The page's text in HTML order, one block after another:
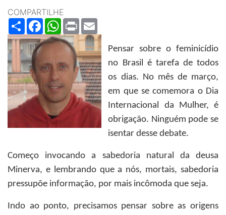
COMPARTILHE
ShareFacebookWhatsApp
Print
Pensar sobre o feminicídio
no Brasil é tarefa de todos
os dias. No mês de março,
em que se comemora o Dia
Internacional da Mulher, é
obrigação. Ninguém pode se
isentar desse debate.
Começo invocando a sabedoria natural da deusa
Minerva, e lembrando que a nós, mortais, sabedoria
pressupõe informação, por mais incômoda que seja.
Indo ao ponto, precisamos pensar sobre as origens